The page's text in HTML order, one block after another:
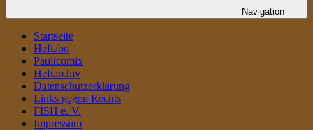
Navigation
Startseite
Heftabo
Paulicomix
Heftarchiv
Datenschutzerklärung
Links gegen Rechts
FISH e. V.
Impressum